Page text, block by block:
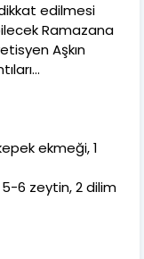
edilmesi
Ramazana
Aşkın
ekmeği, 1
6 zeytin, 2 dilim